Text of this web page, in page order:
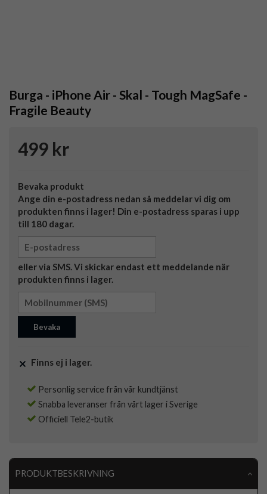
Burga - iPhone Air - Skal - Tough MagSafe -
Fragile Beauty
499 kr
Bevaka produkt
Ange din e-postadress nedan så meddelar vi dig om
produkten finns i lager! Din e-postadress sparas i upp
till 180 dagar.
eller via SMS. Vi skickar endast ett meddelande när
produkten finns i lager.
Bevaka
Finns ej i lager.
Personlig service från vår kundtjänst
Snabba leveranser från vårt lager i Sverige
Officiell Tele2-butik
PRODUKTBESKRIVNING